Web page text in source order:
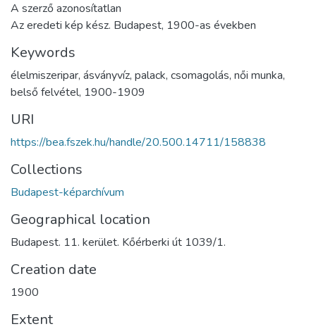
A szerző azonosítatlan
Az eredeti kép kész. Budapest, 1900-as években
Keywords
élelmiszeripar, ásványvíz, palack, csomagolás, női munka,
belső felvétel, 1900-1909
URI
https://bea.fszek.hu/handle/20.500.14711/158838
Collections
Budapest-képarchívum
Geographical location
Budapest. 11. kerület. Kőérberki út 1039/1.
Creation date
1900
Extent